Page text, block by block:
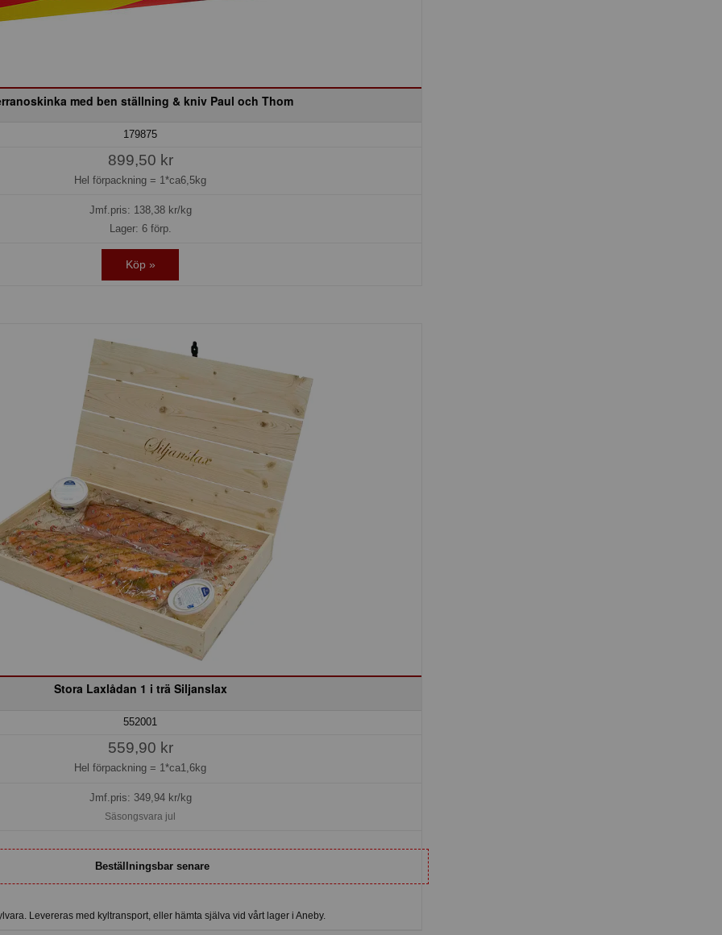
med ben ställning & kniv Paul och Thom
179875
899,50 kr
Hel förpackning = 1*ca6,5kg
Jmf.pris: 138,38kr/kg
Lager: 6 förp.
Köp »
Stora Laxlådan 1 i trä Siljanslax
552001
559,90 kr
Hel förpackning = 1*ca1,6kg
Jmf.pris: 349,94kr/kg
Säsongsvara jul
Beställningsbar senare
Levereras med kyltransport, eller hämta själva vid vårt lager i Aneby.